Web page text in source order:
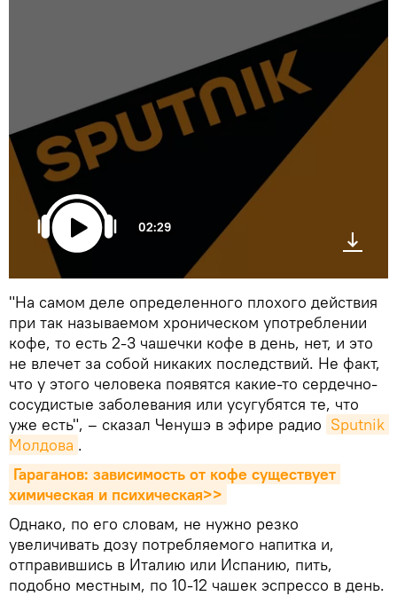
02:29
"На самом деле определенного плохого действия
при так называемом хроническом употреблении
кофе, то есть 2-3 чашечки кофе в день, нет, и это
не влечет за собой никаких последствий. Не факт,
что у этого человека появятся какие-то сердечно-
сосудистые заболевания или усугубятся те, что
уже есть", – сказал Ченушэ в эфире радио Sputnik
Молдова .
Гараганов: зависимость от кофе существует
химическая и психическая>>
Однако, по его словам, не нужно резко
увеличивать дозу потребляемого напитка и,
отправившись в Италию или Испанию, пить,
подобно местным, по 10-12 чашек эспрессо в день.